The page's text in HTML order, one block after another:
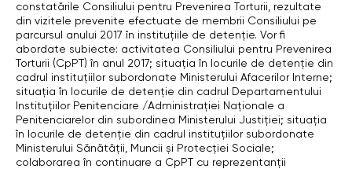
constatările Consiliului pentru Prevenirea Torturii, rezultate
din vizitele prevenite efectuate de membrii Consiliului pe
parcursul anului 2017 în instituțiile de detenție. Vor fi
abordate subiecte: activitatea Consiliului pentru Prevenirea
Torturii (CpPT) în anul 2017; situația în locurile de detenție din
cadrul instituțiilor subordonate Ministerului Afacerilor Interne;
situația în locurile de detenție din cadrul Departamentului
Instituțiilor Penitenciare /Administraţiei Naţionale a
Penitenciarelor din subordinea Ministerului Justiției; situația
în locurile de detenție din cadrul instituțiilor subordonate
Ministerului Sănătăţii, Muncii şi Protecţiei Sociale;
colaborarea în continuare a CpPT cu reprezentanții